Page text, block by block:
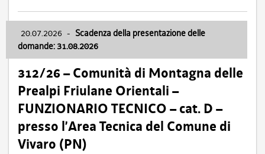
20.07.2026 - Scadenza della presentazione delle
domande: 31.08.2026
312/26 – Comunità di Montagna delle
Prealpi Friulane Orientali –
FUNZIONARIO TECNICO – cat. D –
presso l’Area Tecnica del Comune di
Vivaro (PN)